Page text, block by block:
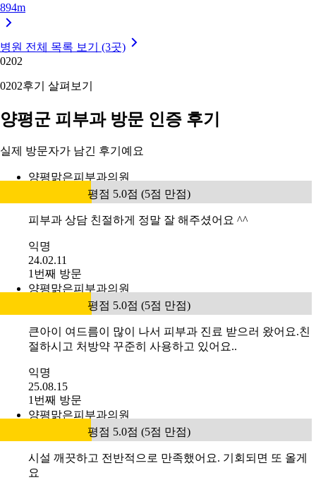
894m
병원 전체 목록 보기 (3곳)
0202
0202후기 살펴보기
양평군 피부과 방문 인증 후기
실제 방문자가 남긴 후기예요
양평맑은피부과의원
평점 5.0점 (5점 만점)
피부과 상담 친절하게 정말 잘 해주셨어요 ^^
익명
24.02.11
1번째 방문
양평맑은피부과의원
평점 5.0점 (5점 만점)
큰아이 여드름이 많이 나서 피부과 진료 받으러 왔어요.친
절하시고 처방약 꾸준히 사용하고 있어요..
익명
25.08.15
1번째 방문
양평맑은피부과의원
평점 5.0점 (5점 만점)
시설 깨끗하고 전반적으로 만족했어요. 기회되면 또 올게
요